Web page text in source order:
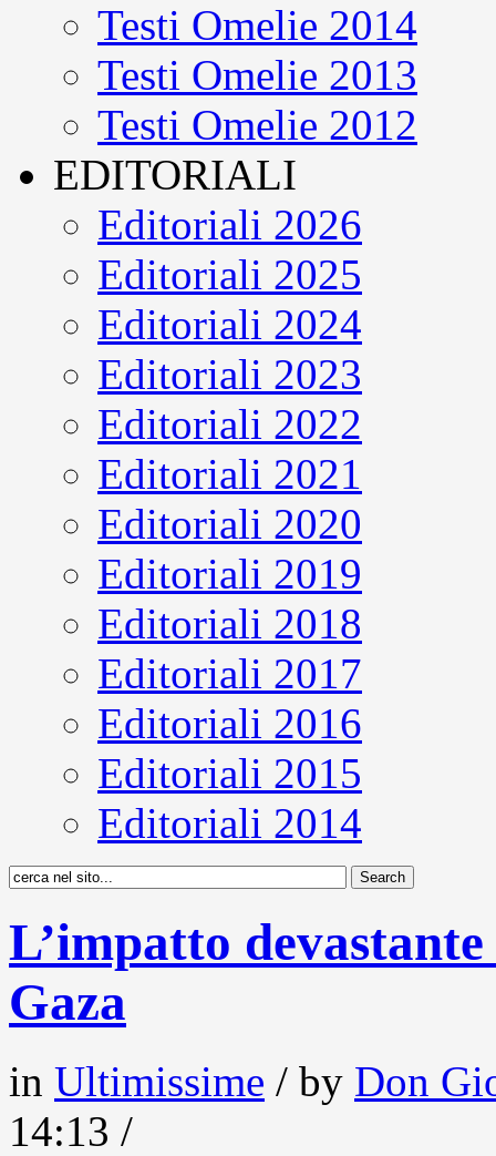
Testi Omelie 2014
Testi Omelie 2013
Testi Omelie 2012
EDITORIALI
Editoriali 2026
Editoriali 2025
Editoriali 2024
Editoriali 2023
Editoriali 2022
Editoriali 2021
Editoriali 2020
Editoriali 2019
Editoriali 2018
Editoriali 2017
Editoriali 2016
Editoriali 2015
Editoriali 2014
L’impatto
Gaza
in Ultimissime / by Don
14:13 /